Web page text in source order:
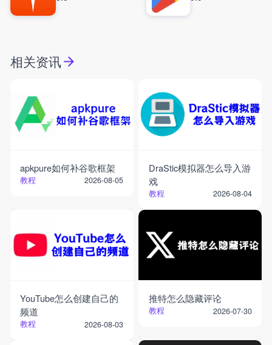
相关资讯
apkpure如何补谷歌框架
教程 2026-08-05
DraStic模拟器怎么导入游
戏
教程 2026-08-04
YouTube怎么创建自己的
频道
教程 2026-08-03
推特怎么隐藏评论
教程 2026-07-30